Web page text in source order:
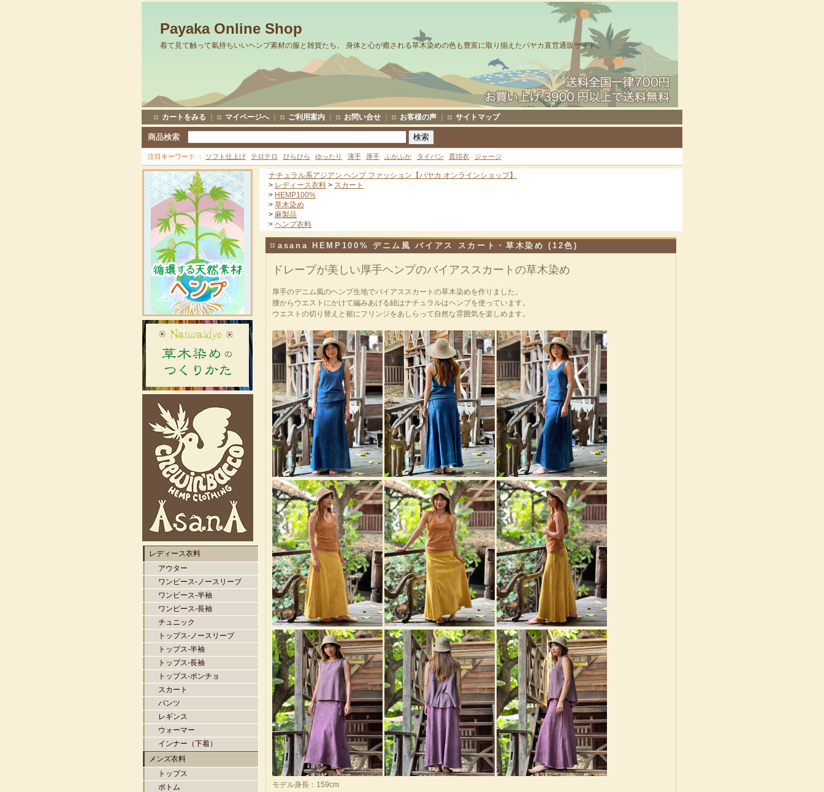
Payaka Online Shop
着て見て触って氣持ちいいヘンプ素材の服と雑貨たち。 身体と心が癒される草木染めの色も豊富に取り揃えたパヤカ直営通販サイト。
カートをみる マイページへ｜ ご利用案内 お問い合せ お客様の声 サイトマップ
商品検索
注目キーワード ソフト仕上げ テロテロ ひらひら ゆったり 薄手 厚手 ふかふか タイパン 貫頭衣 ジャージ
レディース衣料
アウター
ワンピース-ノースリーブ
ワンピース-半袖
ワンピース-長袖
チュニック
トップス-ノースリーブ
トップス-半袖
トップス-長袖
トップス-ポンチョ
スカート
パンツ
レギンス
ウォーマー
インナー（下着）
メンズ衣料
トップス
ボトム
ナチュラル系アジアン ヘンプ ファッション【パヤカ オンラインショップ】
> レディース衣料 > スカート
> HEMP100%
> 草木染め
> 麻製品
> ヘンプ衣料
asana HEMP100% デニム風 バイアス スカート・草木染め (12色)
ドレープが美しい厚手ヘンプのバイアススカートの草木染め
厚手のデニム風のヘンプ生地でバイアススカートの草木染めを作りました。
腰からウエストにかけて編みあげる紐はナチュラルはヘンプを使っています。
ウエストの切り替えと裾にフリンジをあしらって自然な雰囲気を楽しめます。
モデル身長：159cm